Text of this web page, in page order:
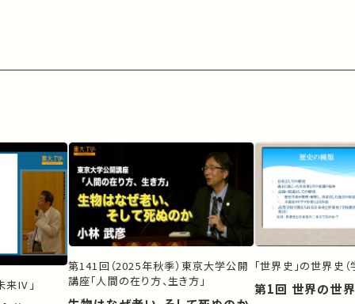
来IV」
第141回（2025年秋季）東京大学公開
講座「人間の在り方、生き方」
「世界史」の世界史
第1回 世界の世